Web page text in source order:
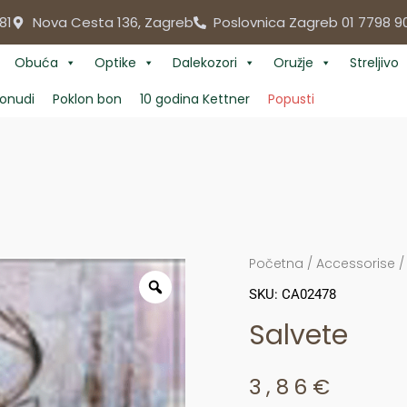
Nova Cesta 136, Zagreb Poslovnica Zagreb 01 7798
Obuća Optike Dalekozori Oružje Streljivo
Poklon bon 10 godina Kettner Popusti
Početna / Accessorise /
SKU: CA02478
Salvete
3,86 €